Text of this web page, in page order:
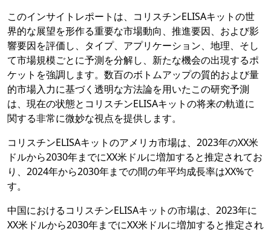
このインサイトレポートは、コリスチンELISAキットの世
界的な展望を形作る重要な市場動向、推進要因、および影
響要因を評価し、タイプ、アプリケーション、地理、そし
て市場規模ごとに予測を分解し、新たな機会の出現するポ
ケットを強調します。数百のボトムアップの質的および量
的市場入力に基づく透明な方法論を用いたこの研究予測
は、現在の状態とコリスチンELISAキットの将来の軌道に
関する非常に微妙な視点を提供します。
コリスチンELISAキットのアメリカ市場は、2023年のXX米
ドルから2030年までにXX米ドルに増加すると推定されてお
り、2024年から2030年までの間の年平均成長率はXX%で
す。
中国におけるコリスチンELISAキットの市場は、2023年に
XX米ドルから2030年までにXX米ドルに増加すると推定され